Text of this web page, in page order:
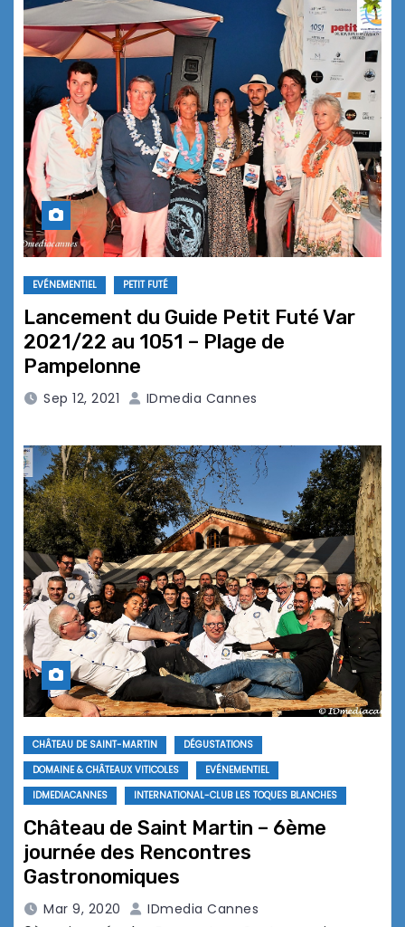
EVÉNEMENTIEL PETIT FUTÉ
Lancement du Guide Petit Futé Var
2021/22 au 1051 – Plage de
Pampelonne
Sep 12, 2021 IDmedia Cannes
CHÂTEAU DE SAINT-MARTIN
DÉGUSTATIONS
DOMAINE & CHÂTEAUX VITICOLES
EVÉNEMENTIEL
IDMEDIACANNES
INTERNATIONAL-CLUB LES TOQUES BLANCHES
Château de Saint Martin – 6ème
journée des Rencontres
Gastronomiques
Mar 9, 2020 IDmedia Cannes